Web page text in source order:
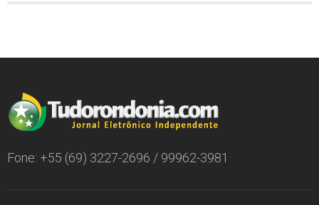
Fone: +55 (69) 3227-2696 / 99962-3981